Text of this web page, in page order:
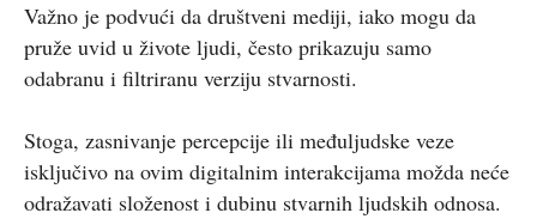
Važno je podvući da društveni mediji, iako mogu da
pruže uvid u živote ljudi, često prikazuju samo
odabranu i filtriranu verziju stvarnosti.
Stoga, zasnivanje percepcije ili međuljudske veze
isključivo na ovim digitalnim interakcijama možda neće
odražavati složenost i dubinu stvarnih ljudskih odnosa.